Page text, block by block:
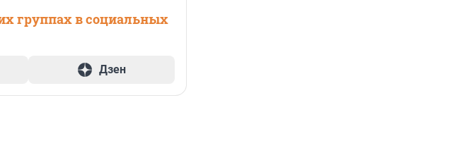
группах в социальных
Дзен